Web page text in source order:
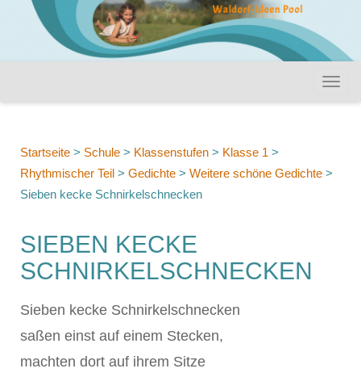
Startseite > Schule > Klassenstufen > Klasse 1 >
Rhythmischer Teil > Gedichte > Weitere schöne Gedichte >
Sieben kecke Schnirkelschnecken
SIEBEN KECKE
SCHNIRKELSCHNECKEN
Sieben kecke Schnirkelschnecken
saßen einst auf einem Stecken,
machten dort auf ihrem Sitze